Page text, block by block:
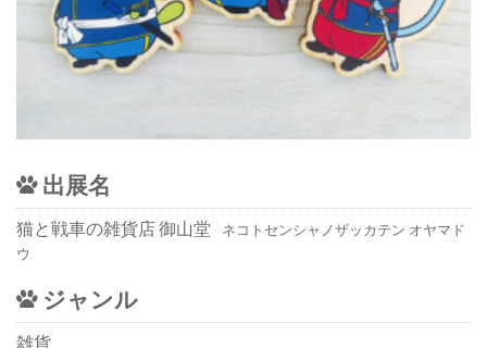
出展名
猫と戦車の雑貨店 御山堂
ネコトセンシャノザッカテン オヤマド
ウ
ジャンル
雑貨